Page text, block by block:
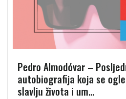
Pedro Almodóvar –
autobiografija koja se
slavlju života i um...